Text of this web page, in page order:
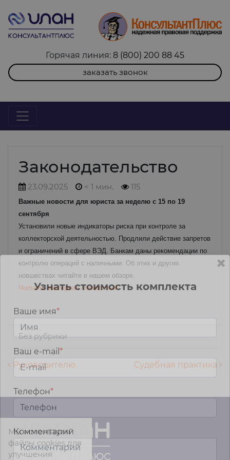
Горячая линия: 8 (800) 200 88 45
заказать звонок
Законодательство
23.09.2025 < 1 мин. 115
Важные новости для юриста за неделю с 15 по 19
сентября
Установили новые индикаторы риска при контроле за
коллекторской деятельностью. Продлили действие запретов
и ограничений в сфере ВЭД. Банкам даны рекомендации по
контролю операций с наличными. Об этих и других
новшествах читайте в нашем обзоре.
Читать материал полностью
Без рубрики
Навигация по записям
Руководителю Судебная практика
Узнать стоимость комплекта
Ваше имя*
Ваш e-mail *
Телефон*
Комментарий
Мы используем
файлы cookies для
улучшения